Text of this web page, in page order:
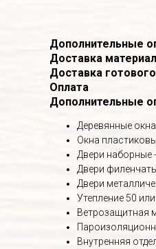
Дополнительные
Доставка
Доставка
Оплата
Дополнительные
Деревянные
Окна
Двери наборные
Двери
Двери
Утепление 50
Ветрозащитная
Внутренняя